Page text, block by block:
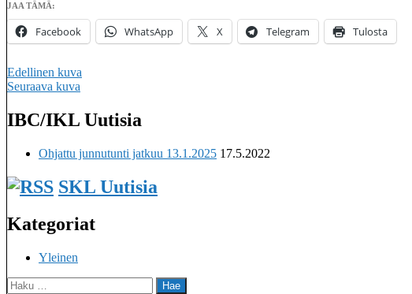
JAA TÄMÄ:
Facebook WhatsApp X Telegram Tulosta
Edellinen kuva
Seuraava kuva
IBC/IKL Uutisia
Ohjattu junnutunti jatkuu 13.1.2025 17.5.2022
SKL Uutisia
Kategoriat
Yleinen
Haku: